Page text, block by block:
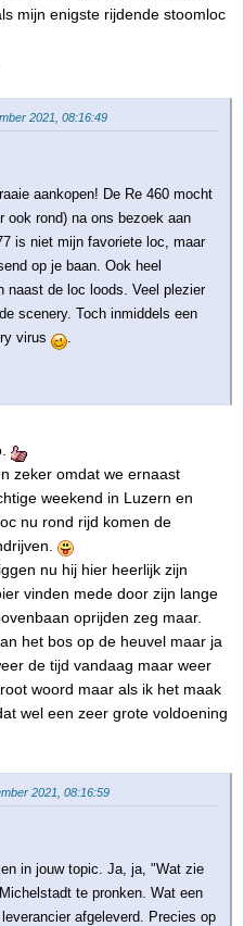
mijn enigste rijdende stoomloc
2021, 08:16:49
aankopen! De Re 460 mocht
ook rond) na ons bezoek aan
is niet mijn favoriete loc, maar
op je baan. Ook heel
naast de loc loods. Veel plezier
scenery. Toch inmiddels een
virus
zeker omdat we ernaast
weekend in Luzern en
nu rond rijd komen de
nu hij hier heerlijk zijn
vinden mede door zijn lange
oprijden zeg maar.
het bos op de heuvel maar ja
de tijd vandaag maar weer
woord maar als ik het maak
wel een zeer grote voldoening
2021, 08:16:59
in jouw topic. Ja, ja, "Wat zie
te pronken. Wat een
afgeleverd. Precies op